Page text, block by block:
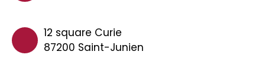
12 square Curie
87200 Saint-Junien